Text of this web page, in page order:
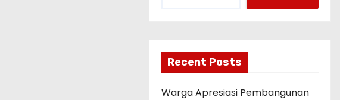
Recent Posts
Warga Apresiasi Pembangunan